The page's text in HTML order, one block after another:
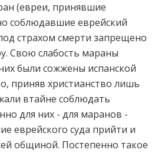
(евреи, принявшие
соблюдавшие еврейский
страхом смерти запрещено
Свою слабость мараны
были сожжены испанской
приняв христианство лишь
втайне соблюдать
для них - для маранов -
еврейского суда прийти и
общиной. Постепенно такое